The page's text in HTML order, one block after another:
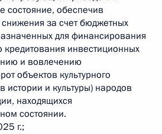
состояние, обеспечив
за счет бюджетных
для финансирования
кредитования инвестиционных
и вовлечению
объектов культурного
истории и культуры) народов
находящихся
состоянии.
г.;